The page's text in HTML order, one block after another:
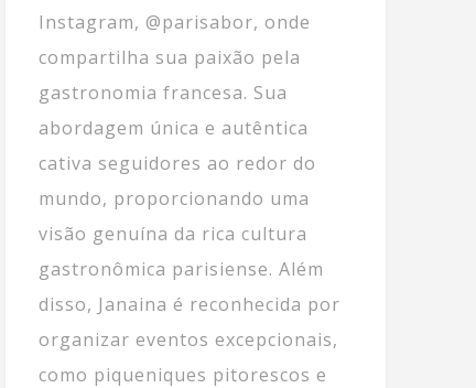
Instagram, @parisabor, onde
compartilha sua paixão pela
gastronomia francesa. Sua
abordagem única e autêntica
cativa seguidores ao redor do
mundo, proporcionando uma
visão genuína da rica cultura
gastronômica parisiense. Além
disso, Janaina é reconhecida por
organizar eventos excepcionais,
como piqueniques pitorescos e